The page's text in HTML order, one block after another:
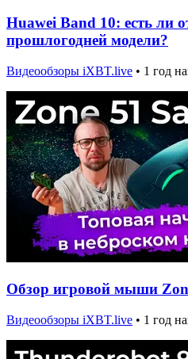
Huawei Band 10: есть ли
прошлогодней модели?
Видеообзоры iXBT.live • 1 год
Обзор игровой мыши
Видеообзоры iXBT.live • 1 год